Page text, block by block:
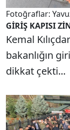
Fotoğraflar:
GİRİŞ KAPISI
Kemal
bakanlığın
dikkat çekti...